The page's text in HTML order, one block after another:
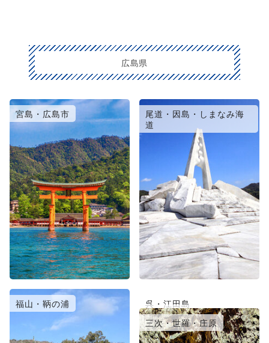
広島県
宮島・広島市
尾道・因島・しまなみ海
道
福山・鞆の浦
呉・江田島
竹原・三原
三次・世羅・庄原